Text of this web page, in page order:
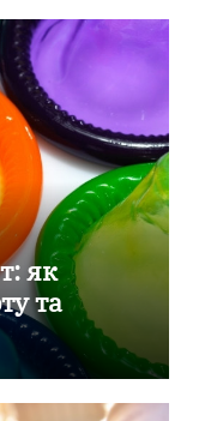
як
та